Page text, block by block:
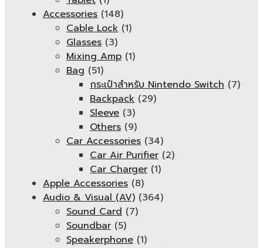
Accessories (148)
Cable Lock (1)
Glasses (3)
Mixing Amp (1)
Bag (51)
กระเป๋าสำหรับ Nintendo Switch (7)
Backpack (29)
Sleeve (3)
Others (9)
Car Accessories (34)
Car Air Purifier (2)
Car Charger (1)
Apple Accessories (8)
Audio & Visual (AV) (364)
Sound Card (7)
Soundbar (5)
Speakerphone (1)